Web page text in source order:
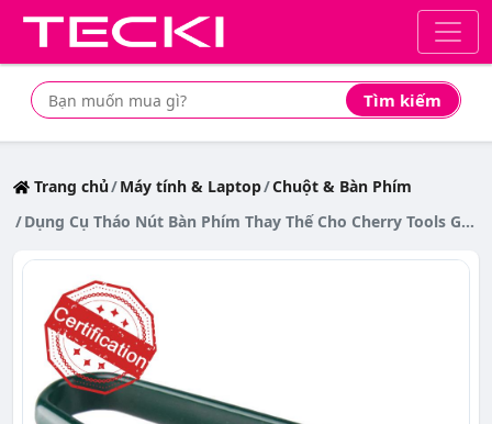
Tìm kiếm
Tìm mua sản phẩm giá rẻ nhất
Trang chủ Máy tính & Laptop Chuột & Bàn Phím
Dụng Cụ Tháo Nút Bàn Phím Thay Thế Cho Cherry Tools Gateron Switch U3H5